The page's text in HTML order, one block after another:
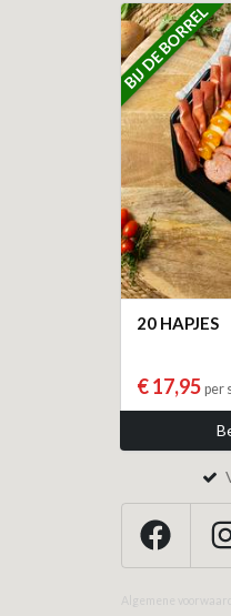
BIJ DE BORREL
20 HAPJES
€ 17,95 per